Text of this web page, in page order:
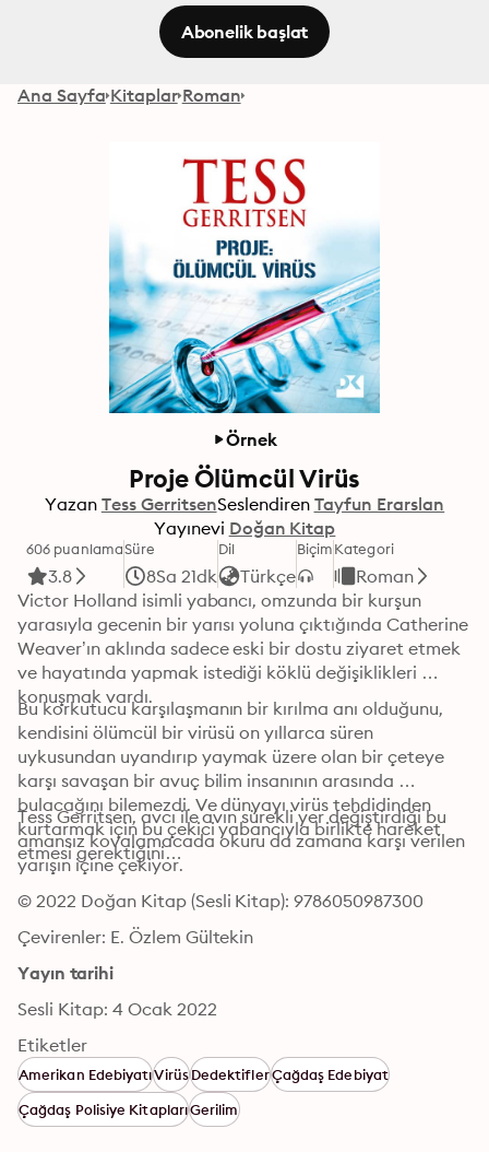
Abonelik başlat
Ana Sayfa Kitaplar Roman
Örnek
Proje Ölümcül Virüs
Yazan Tess GerritsenSeslendiren Tayfun Erarslan
Yayınevi Doğan Kitap
606 puanlama
3.8
Süre
8Sa 21dk
Dil
Türkçe
BiçimKategori
Roman
Victor Holland isimli yabancı, omzunda bir kurşun
yarasıyla gecenin bir yarısı yoluna çıktığında Catherine
Weaver’ın aklında sadece eski bir dostu ziyaret etmek
ve hayatında yapmak istediği köklü değişiklikleri
Bu korkutucu karşılaşmanın bir kırılma anı olduğunu,
kendisini ölümcül bir virüsü on yıllarca süren
uykusundan uyandırıp yaymak üzere olan bir çeteye
karşı savaşan bir avuç bilim insanının arasında
bulacağını bilemezdi. Ve dünyayı virüs tehdidinden
kurtarmak için bu çekici yabancıyla birlikte hareket
etmesi gerektiğini…
Tess Gerritsen, avcı ile avın sürekli yer değiştirdiği bu
amansız kovalamacada okuru da zamana karşı verilen
yarışın içine çekiyor.
© 2022 Doğan Kitap (Sesli Kitap): 9786050987300
Çevirenler: E. Özlem Gültekin
Yayın tarihi
Sesli Kitap: 4 Ocak 2022
Etiketler
Amerikan EdebiyatıVirüsDedektiflerÇağdaş Edebiyat
Çağdaş Polisiye KitaplarıGerilim